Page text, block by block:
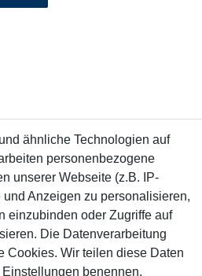
ähnliche Technologien auf
personenbezogene
unserer Webseite (z.B. IP-
Anzeigen zu personalisieren,
einzubinden oder Zugriffe auf
Die Datenverarbeitung
Cookies. Wir teilen diese Daten
benennen.